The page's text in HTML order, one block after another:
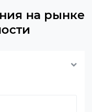
на рынке